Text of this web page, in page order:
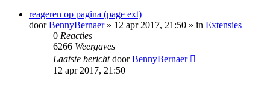
reageren op pagina (page ext)
doorBennyBernaer» 12 apr 2017, 21:50 » in Extensies
0 Reacties
6266 Weergaves
Laatste berichtdoorBennyBernaer
12 apr 2017, 21:50